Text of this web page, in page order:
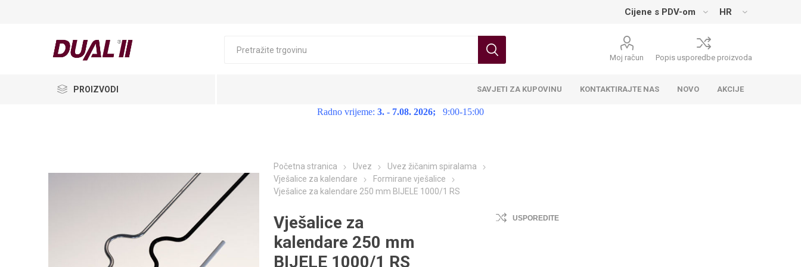
Moj račun Popis usporedbe proizvoda
PROIZVODI SAVJETI ZA KUPOVINU KONTAKTIRAJTE NAS NOVO AKCIJE
Radno vrijeme: 3. - 7.08. 2026; 9:00-15:00
Početna stranica Uvez
Uvez žičanim spiralama
Vješalice za kalendare
Formirane vješalice
Vješalice za kalendare 250 mm BIJELE 1000/1 RS
Vješalice za
kalendare 250 mm
BIJELE 1000/1 RS
USPOREDITE